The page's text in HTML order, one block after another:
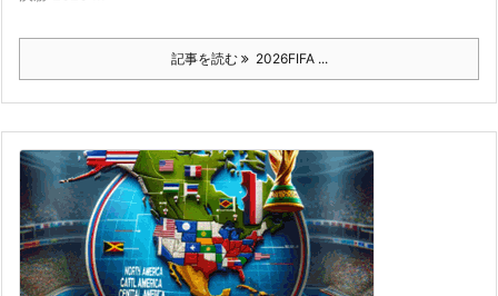
記事を読む 2026FIFA ...